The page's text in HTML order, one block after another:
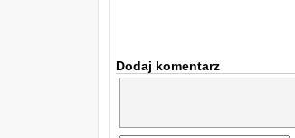
Dodaj komentarz